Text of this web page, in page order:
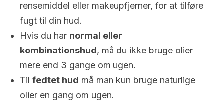
rensemiddel eller makeupfjerner, for at tilføre
fugt til din hud.
Hvis du har normal eller
kombinationshud, må du ikke bruge olier
mere end 3 gange om ugen.
Til fedtet hud må man kun bruge naturlige
olier en gang om ugen.